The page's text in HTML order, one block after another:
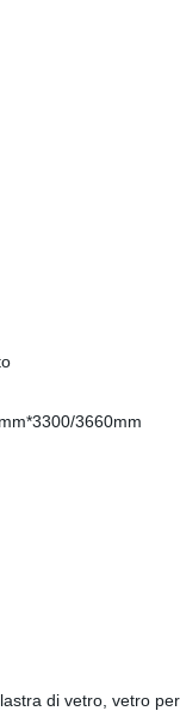
3660mm
lastra di vetro, vetro